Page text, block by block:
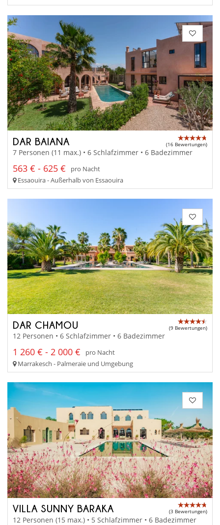
DAR BAIANA (16 Bewertungen)
7 Personen (11 max.) • 6 Schlafzimmer • 6 Badezimmer
563 € - 625 €
pro Nacht
Essaouira - Außerhalb von Essaouira
DAR CHAMOU (9 Bewertungen)
12 Personen • 6 Schlafzimmer • 6 Badezimmer
1 260 € - 2 000 €
pro Nacht
Marrakesch - Palmeraie und Umgebung
VILLA SUNNY BARAKA (3 Bewertungen)
12 Personen (15 max.) • 5 Schlafzimmer • 6 Badezimmer